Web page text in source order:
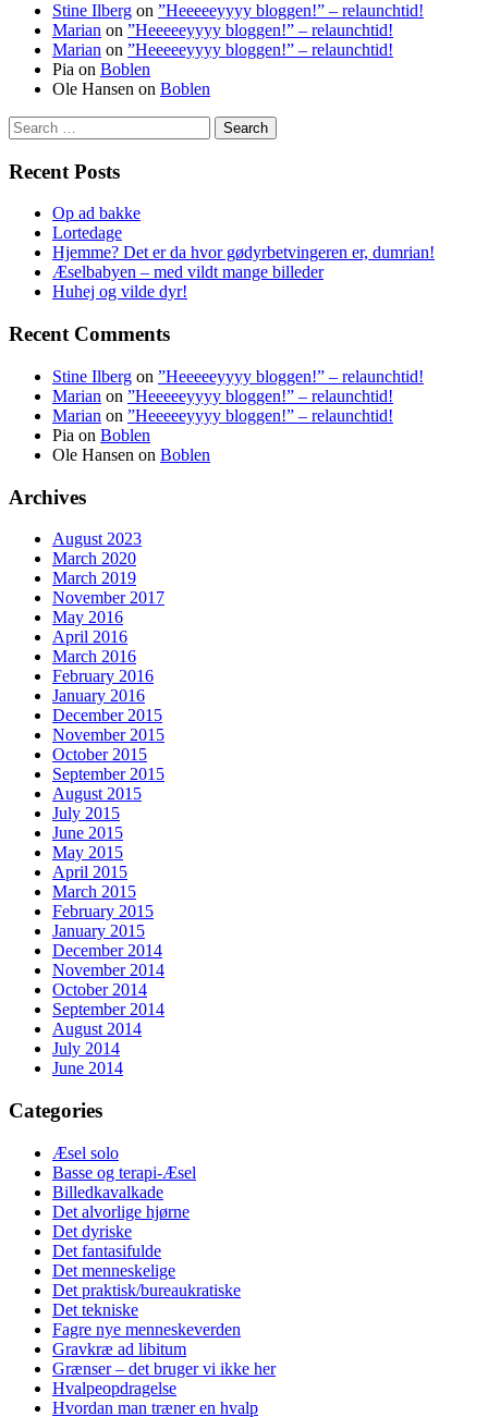
Stine Ilberg on ”Heeeeeyyyy bloggen!” – relaunchtid!
Marian on ”Heeeeeyyyy bloggen!” – relaunchtid!
Marian on ”Heeeeeyyyy bloggen!” – relaunchtid!
Pia on Boblen
Ole Hansen on Boblen
Search
for:
Recent Posts
Op ad bakke
Lortedage
Hjemme? Det er da hvor gødyrbetvingeren er, dumrian!
Æselbabyen – med vildt mange billeder
Huhej og vilde dyr!
Recent Comments
Stine Ilberg on ”Heeeeeyyyy bloggen!” – relaunchtid!
Marian on ”Heeeeeyyyy bloggen!” – relaunchtid!
Marian on ”Heeeeeyyyy bloggen!” – relaunchtid!
Pia on Boblen
Ole Hansen on Boblen
Archives
August 2023
March 2020
March 2019
November 2017
May 2016
April 2016
March 2016
February 2016
January 2016
December 2015
November 2015
October 2015
September 2015
August 2015
July 2015
June 2015
May 2015
April 2015
March 2015
February 2015
January 2015
December 2014
November 2014
October 2014
September 2014
August 2014
July 2014
June 2014
Categories
Æsel solo
Basse og terapi-Æsel
Billedkavalkade
Det alvorlige hjørne
Det dyriske
Det fantasifulde
Det menneskelige
Det praktisk/bureaukratiske
Det tekniske
Fagre nye menneskeverden
Gravkræ ad libitum
Grænser – det bruger vi ikke her
Hvalpeopdragelse
Hvordan man træner en hvalp